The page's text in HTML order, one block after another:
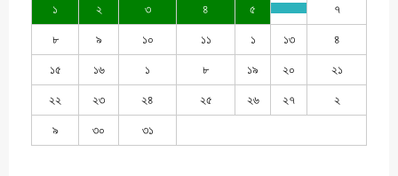
১ ২ ৩ ৪ ৫ ৭
৮ ৯ ১০ ১১ ১ ১৩ ৪
১৫ ১৬ ১ ৮ ১৯ ২০ ২১
২২ ২৩ ২৪ ২৫ ২৬ ২৭ ২
৯ ৩০ ৩১